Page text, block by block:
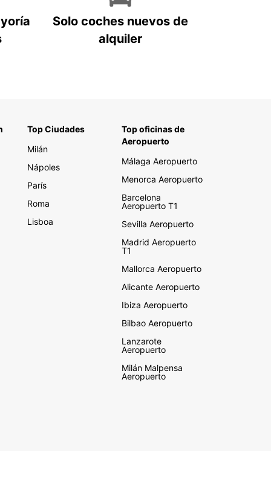
Solo coches nuevos de
alquiler
Top Ciudades
Milán
Nápoles
París
Roma
Lisboa
Top oficinas de
Aeropuerto
Málaga Aeropuerto
Menorca Aeropuerto
Barcelona
Aeropuerto T1
Sevilla Aeropuerto
Madrid Aeropuerto
T1
Mallorca Aeropuerto
Alicante Aeropuerto
Ibiza Aeropuerto
Bilbao Aeropuerto
Lanzarote
Aeropuerto
Milán Malpensa
Aeropuerto